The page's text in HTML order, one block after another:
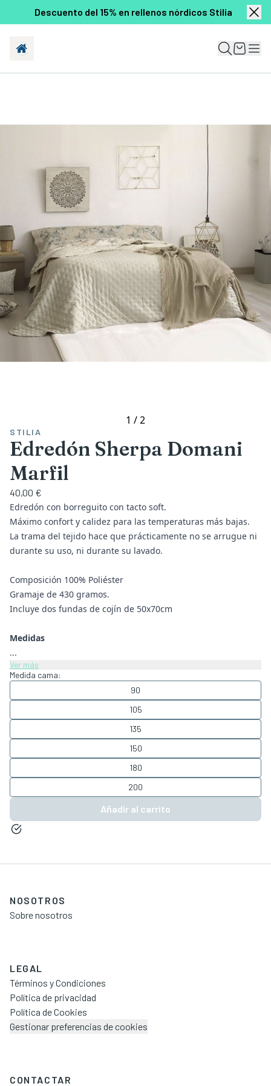
Descuento del 15% en rellenos nórdicos Stilia
1 /2
STILIA
Edredón Sherpa Domani
Marfil
40,00 €
Edredón con borreguito con tacto soft.
Máximo confort y calidez para las temperaturas más bajas.
La trama del tejido hace que prácticamente no se arrugue ni
durante su uso, ni durante su lavado.
Composición 100% Poliéster
Gramaje de 430 gramos.
Incluye dos fundas de cojín de 50x70cm
Medidas
...
Ver más
Medida cama:
90
105
135
150
180
200
Añadir al carrito
NOSOTROS
Sobre nosotros
LEGAL
Términos y Condiciones
Política de privacidad
Política de Cookies
Gestionar preferencias de cookies
CONTACTAR